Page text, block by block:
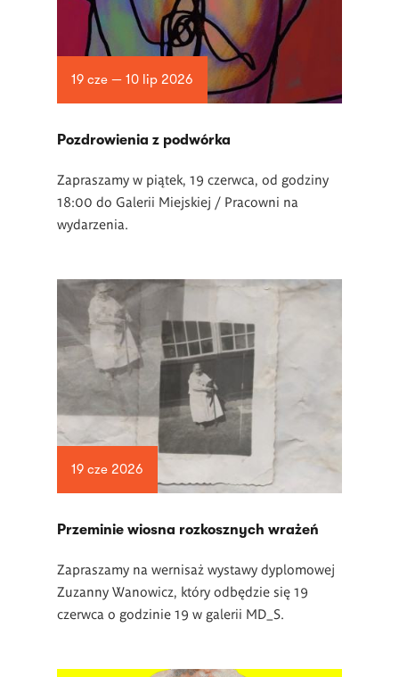
19 cze — 10 lip 2026
Pozdrowienia z podwórka
Zapraszamy w piątek, 19 czerwca, od godziny
18:00 do Galerii Miejskiej / Pracowni na
wydarzenia.
19 cze 2026
Przeminie wiosna rozkosznych wrażeń
Zapraszamy na wernisaż wystawy dyplomowej
Zuzanny Wanowicz, który odbędzie się 19
czerwca o godzinie 19 w galerii MD_S.